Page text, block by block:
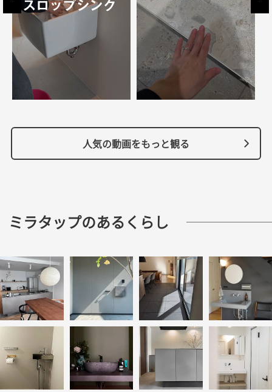
人気の動画をもっと観る
ミラタップのあるくらし